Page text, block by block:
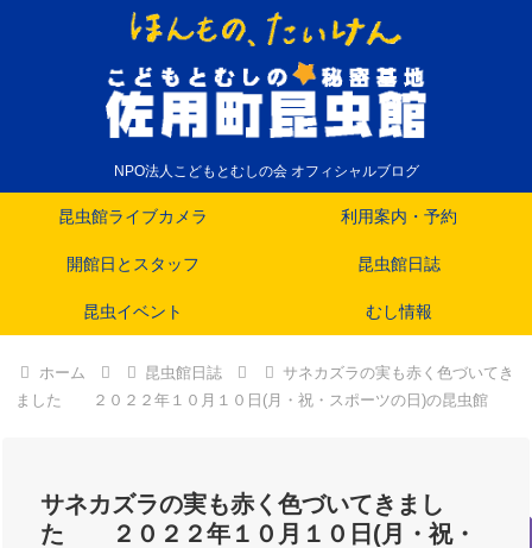
NPO法人こどもとむしの会 オフィシャルブログ
昆虫館ライブカメラ 利用案内・予約
開館日とスタッフ 昆虫館日誌
昆虫イベント むし情報
ホーム 昆虫館日誌
サネカズラの実も赤く色づいてき
ました ２０２２年１０月１０日(月・祝・スポーツの日)の昆虫館
サネカズラの実も赤く色づいてきまし
た ２０２２年１０月１０日(月・祝・